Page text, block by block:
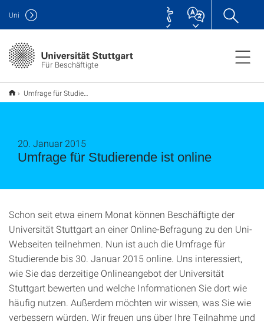
Für Beschäftigte
Uni
Umfrage für Studierende ist online
Umfrage für Studierende ist online
20. Januar 2015
Schon seit etwa einem Monat können Beschäftigte der
Universität Stuttgart an einer Online-Befragung zu den Uni-
Webseiten teilnehmen. Nun ist auch die Umfrage für
Studierende bis 30. Januar 2015 online. Uns interessiert,
wie Sie das derzeitige Onlineangebot der Universität
Stuttgart bewerten und welche Informationen Sie dort wie
häufig nutzen. Außerdem möchten wir wissen, was Sie wie
verbessern würden. Wir freuen uns über Ihre Teilnahme und